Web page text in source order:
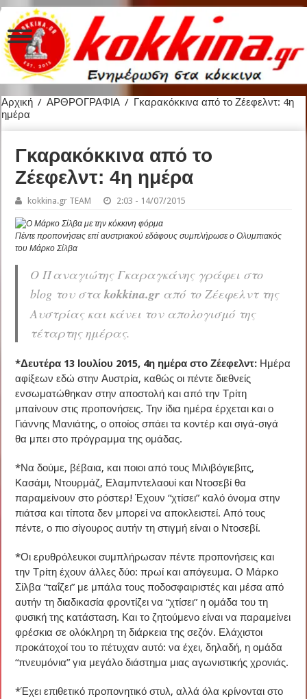
Αρχική / ΑΡΘΡΟΓΡΑΦΙΑ / Γκαρακόκκινα από το Ζέεφελντ: 4η
ημέρα
Γκαρακόκκινα από το
Ζέεφελντ: 4η ημέρα
kokkina.gr TEAM 2:03 - 14/07/2015
Πέντε προπονήσεις επί αυστριακού εδάφους συμπλήρωσε ο Ολυμπιακός
του Μάρκο Σίλβα
Ο Παναγιώτης Γκαραγκάνης γράφει στο
blog του σταkokkina.gr από το Ζέεφελντ της
Αυστρίας και κάνει τον απολογισμό της
τέταρτης ημέρας.
*Δευτέρα 13 Ιουλίου 2015, 4η ημέρα στο Ζέεφελντ: Ημέρα
αφίξεων εδώ στην Αυστρία, καθώς οι πέντε διεθνείς
ενσωματώθηκαν στην αποστολή και από την Τρίτη
μπαίνουν στις προπονήσεις. Την ίδια ημέρα έρχεται και ο
Γιάννης Μανιάτης, ο οποίος σπάει τα κοντέρ και σιγά-σιγά
θα μπει στο πρόγραμμα της ομάδας.
*Να δούμε, βέβαια, και ποιοι από τους Μιλιβόγιεβιτς,
Κασάμι, Ντουρμάζ, Ελαμπντελαουί και Ντοσεβί θα
παραμείνουν στο ρόστερ! Έχουν “χτίσει” καλό όνομα στην
πιάτσα και τίποτα δεν μπορεί να αποκλειστεί. Από τους
πέντε, ο πιο σίγουρος αυτήν τη στιγμή είναι ο Ντοσεβί.
*Οι ερυθρόλευκοι συμπλήρωσαν πέντε προπονήσεις και
την Τρίτη έχουν άλλες δύο: πρωί και απόγευμα. Ο Μάρκο
Σίλβα “ταΐζει” με μπάλα τους ποδοσφαιριστές και μέσα από
αυτήν τη διαδικασία φροντίζει να “χτίσει” η ομάδα του τη
φυσική της κατάσταση. Και το ζητούμενο είναι να παραμείνει
φρέσκια σε ολόκληρη τη διάρκεια της σεζόν. Ελάχιστοι
προκάτοχοί του το πέτυχαν αυτό: να έχει, δηλαδή, η ομάδα
“πνευμόνια” για μεγάλο διάστημα μιας αγωνιστικής χρονιάς.
*Έχει επιθετικό προπονητικό στυλ, αλλά όλα κρίνονται στο